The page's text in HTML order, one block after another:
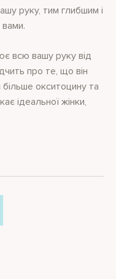
руку, тим глибшим і
вами.
всю вашу руку від
про те, що він
окситоцину та
ідеальної жінки,